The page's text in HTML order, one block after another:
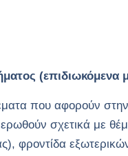
που αφορούν
σχετικά με
φροντίδα